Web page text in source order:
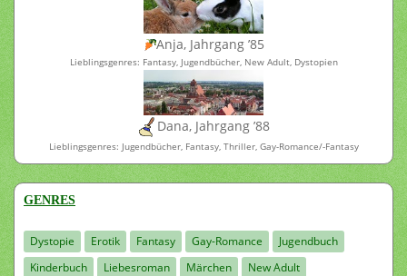
Anja, Jahrgang ’85
Lieblingsgenres: Fantasy, Jugendbücher, New Adult, Dystopien
Dana, Jahrgang ’88
Lieblingsgenres: Jugendbücher, Fantasy, Thriller, Gay-Romance/-Fantasy
GENRES
Dystopie Erotik Fantasy Gay-Romance
Jugendbuch
Kinderbuch
Liebesroman Märchen
New Adult